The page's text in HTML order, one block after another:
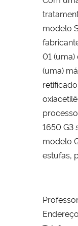
modelo
01
(uma)
1650 G3
modelo
estufas,